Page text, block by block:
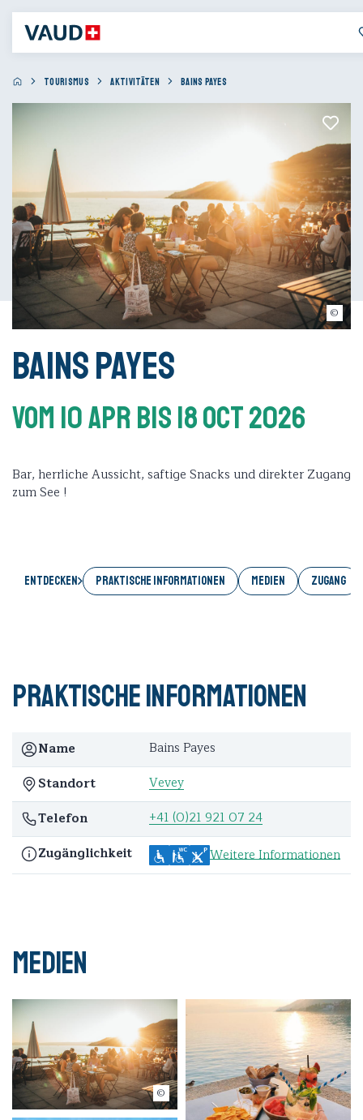
TOURISMUS AKTIVITÄTEN BAINS PAYES
Marie Contreras
Bains Payes
Vom 10 AprBis 18 Oct 2026
Bar, herrliche Aussicht, saftige Snacks und direkter Zugang
zum See !
Entdecken PRAKTISCHE INFORMATIONEN MEDIEN ZUGANG
Praktische Informationen
Name
Bains Payes
Standort
Vevey
Telefon
+41 (0)21 921 07 24
Zugänglichkeit
Weitere Informationen
Medien
Marie Contreras